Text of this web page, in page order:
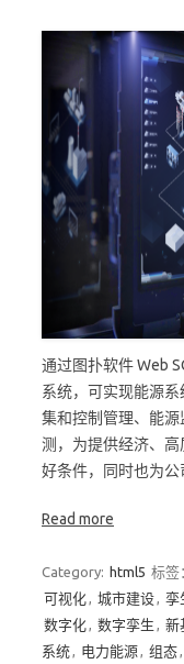
通过图扑软件 Web
系统，可实现能源
集和控制管理、能
测，为提供经济、
好条件，同时也为
Read more
Category: html5 标签
可视化, 城市建设, 孪
数字化, 数字孪生 , 新
系统, 电力能源, 组态,